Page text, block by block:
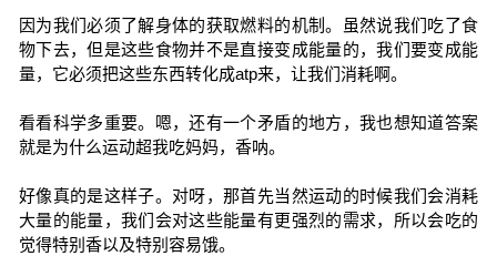
因为我们必须了解身体的获取燃料的机制。虽然说我们吃了食
物下去，但是这些食物并不是直接变成能量的，我们要变成能
量，它必须把这些东西转化成atp来，让我们消耗啊。
看看科学多重要。嗯，还有一个矛盾的地方，我也想知道答案
就是为什么运动超我吃妈妈，香呐。
好像真的是这样子。对呀，那首先当然运动的时候我们会消耗
大量的能量，我们会对这些能量有更强烈的需求，所以会吃的
觉得特别香以及特别容易饿。